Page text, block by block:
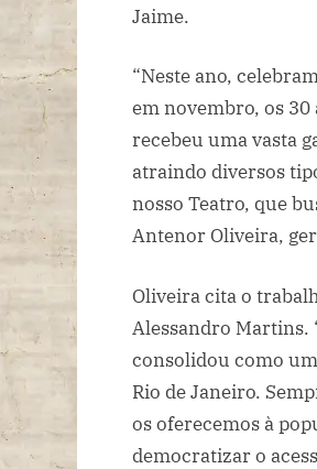
Jaime.
“Neste ano,
em novembro, os 30
recebeu uma vasta
atraindo diversos
nosso Teatro, que
Antenor Oliveira,
Oliveira cita o
Alessandro Martins.
consolidou como
Rio de Janeiro.
os oferecemos à
democratizar o